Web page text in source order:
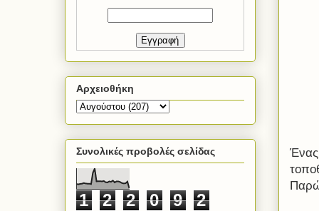
Ένας
Αρχειοθήκη
Συνολικές προβολές σελίδας
1 2 2 0 9
2